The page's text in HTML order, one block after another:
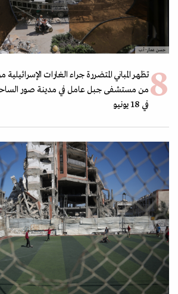
حسن عمار- أ.ب
تظهر المباني المتضررة جراء الغارات
من مستشفى جبل عامل في مدينة صور
في 18 يونيو